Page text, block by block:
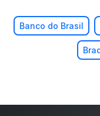
Banco do Brasil